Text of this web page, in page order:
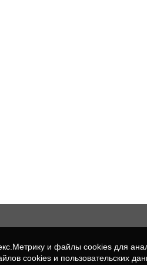
и файлы cookies для
cookies и пользовательских